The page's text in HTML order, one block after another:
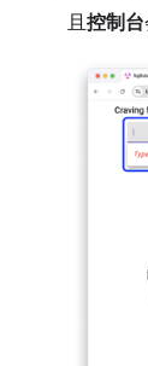
且 控制台